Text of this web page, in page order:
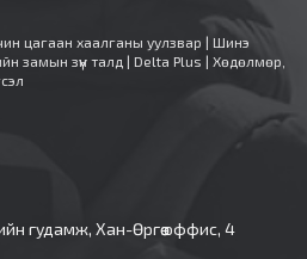
цагаан хаалганы уулзвар | Шинэ
замын зүүн талд | Delta Plus | Хөдөлмөр,
гудамж, Хан-Өргөө оффис, 4